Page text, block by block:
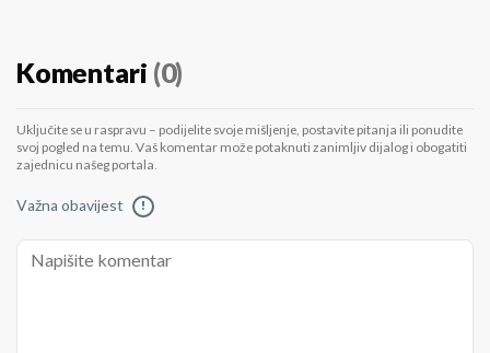
Komentari (0)
Uključite se u raspravu – podijelite svoje mišljenje, postavite pitanja ili ponudite
svoj pogled na temu. Vaš komentar može potaknuti zanimljiv dijalog i obogatiti
zajednicu našeg portala.
Važna obavijest !